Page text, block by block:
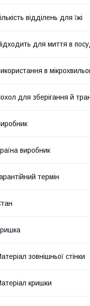
відділень для їжі
для миття в
в
для зберігання й
виробник
термін
зовнішньої стінки
кришки